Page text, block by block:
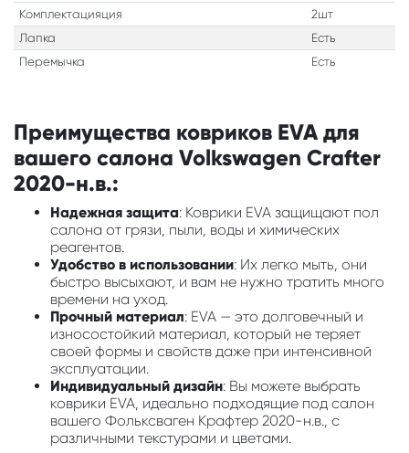
Комплектацияция
2шт
Лапка
Есть
Перемычка
Есть
Преимущества ковриков EVA для
вашего салона Volkswagen Crafter
2020-н.в.:
Надежная защита: Коврики EVA защищают пол
салона от грязи, пыли, воды и химических
реагентов.
Удобство в использовании: Их легко мыть, они
быстро высыхают, и вам не нужно тратить много
времени на уход.
Прочный материал: EVA — это долговечный и
износостойкий материал, который не теряет
своей формы и свойств даже при интенсивной
эксплуатации.
Индивидуальный дизайн: Вы можете выбрать
коврики EVA, идеально подходящие под салон
вашего Фольксваген Крафтер 2020-н.в., с
различными текстурами и цветами.